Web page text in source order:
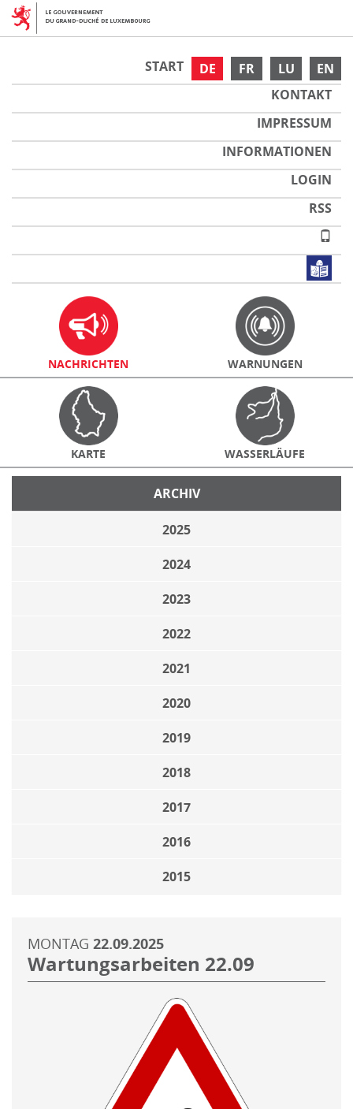
DE FR LU EN
START
KONTAKT
IMPRESSUM
INFORMATIONEN
LOGIN
RSS
NACHRICHTEN WARNUNGEN
KARTE WASSERLÄUFE
ARCHIV
2025
2024
2023
2022
2021
2020
2019
2018
2017
2016
2015
MONTAG 22.09.2025
Wartungsarbeiten 22.09